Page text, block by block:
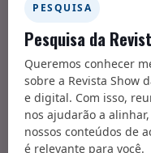
PESQUISA
Pesquisa da
Queremos conhecer
sobre a Revista Show
e digital. Com isso,
nos ajudarão a
nossos conteúdos de
é relevante para você.
21/07/2026